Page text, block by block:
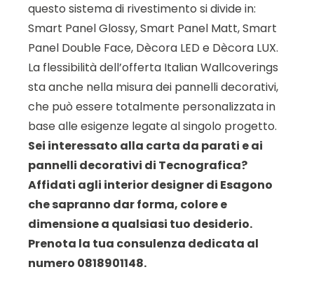
questo sistema di rivestimento si divide in:
Smart Panel Glossy, Smart Panel Matt, Smart
Panel Double Face, Dècora LED e Dècora LUX.
La flessibilità dell’offerta Italian Wallcoverings
sta anche nella misura dei pannelli decorativi,
che può essere totalmente personalizzata in
base alle esigenze legate al singolo progetto.
Sei interessato alla carta da parati e ai
pannelli decorativi di Tecnografica?
Affidati agli interior designer di Esagono
che sapranno dar forma, colore e
dimensione a qualsiasi tuo desiderio.
Prenota la tua consulenza dedicata al
numero 0818901148.